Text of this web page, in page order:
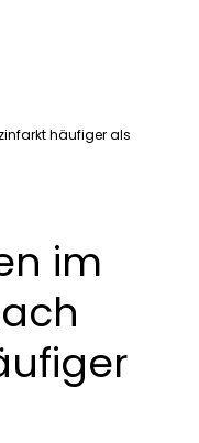
häufiger als
im